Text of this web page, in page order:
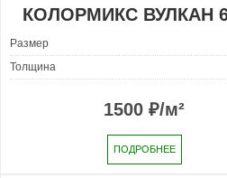
КОЛОРМИКС ВУЛКАН
Размер
Толщина
1500 ₽/м²
ПОДРОБНЕЕ